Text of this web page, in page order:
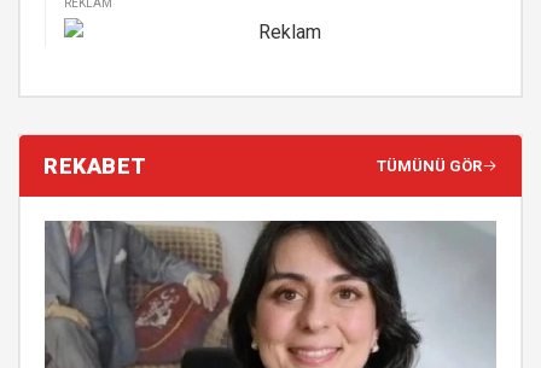
REKLAM
REKABET TÜMÜNÜ GÖR